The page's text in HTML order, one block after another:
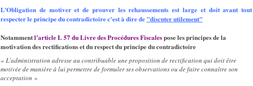
L’Obligation de motiver et de prouver les rehaussements est large et doit avant tout
respecter le principe du contradictoire c'est à dire de "discuter utilement"
Notammentl’article L 57 du Livre des Procédures Fiscalespose les principes de la
motivation des rectifications et du respect du principe du contradictoire
« L'administration adresse au contribuable une proposition de rectification qui doit être
motivée de manière à lui permettre de formuler ses observations ou de faire connaître son
acceptation »